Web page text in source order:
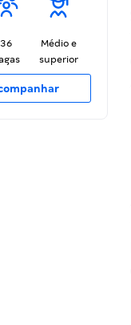
36
Médio e
superior